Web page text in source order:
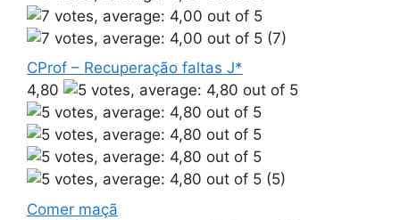
(7)
CProf – Recuperação faltas J*
4,80
(5)
Comer maçã